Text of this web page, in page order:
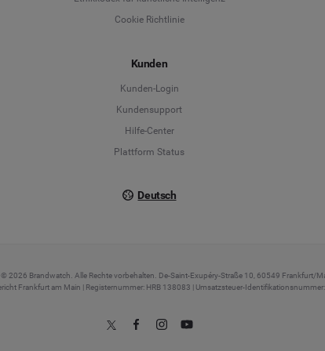
Cookie Richtlinie
Kunden
Kunden-Login
Kundensupport
Hilfe-Center
Plattform Status
Deutsch
2026 Brandwatch. Alle Rechte vorbehalten. De-Saint-Exupéry-Straße 10, 60549 Frankfurt/
Frankfurt am Main | Registernummer: HRB 138083 | Umsatzsteuer-